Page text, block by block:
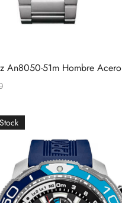
An8050-51m Hombre Acero